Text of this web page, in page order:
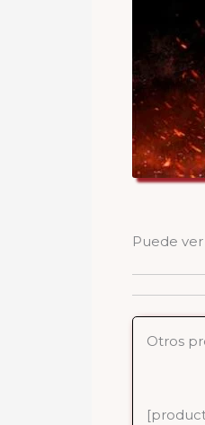
Puede
Otros